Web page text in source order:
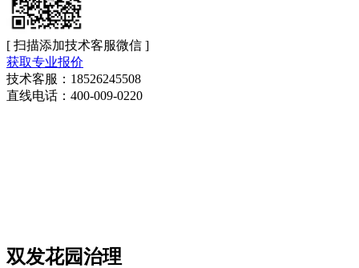
[ 扫描添加技术客服微信 ]
获取专业报价
技术客服：18526245508
直线电话：400-009-0220
双发花园治理